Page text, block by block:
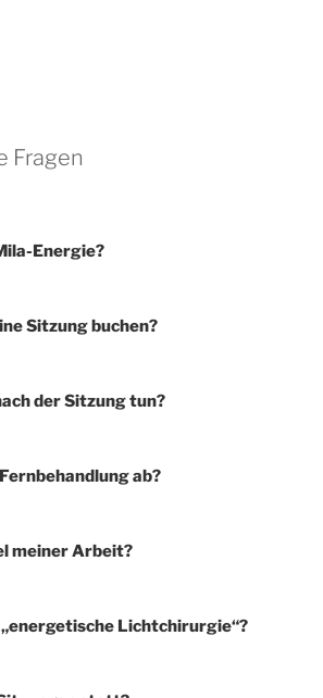
Fragen
Energie?
Sitzung buchen?
der Sitzung tun?
ab?
meiner Arbeit?
Lichtchirurgie“?